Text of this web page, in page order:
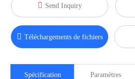
 Send Inquiry
 Téléchargements de fichiers
Spécification Paramètres